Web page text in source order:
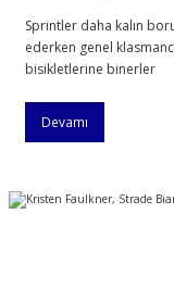
Sprintler daha kalın
ederken genel
bisikletlerine binerler
Devamı